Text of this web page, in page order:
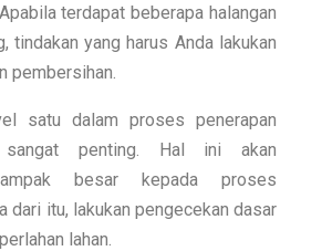
terdapat beberapa halangan
tindakan yang harus Anda lakukan
pembersihan.
satu dalam proses penerapan
penting. Hal ini akan
besar kepada proses
dari itu, lakukan pengecekan dasar
lahan.